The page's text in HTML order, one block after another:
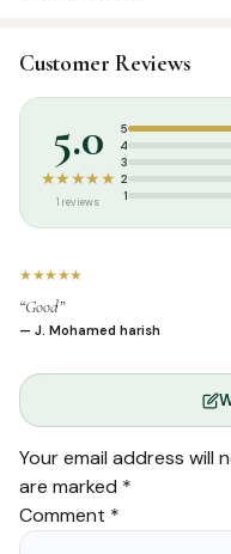
Categories: Kids & Learning
Tags:
Customer Reviews
5.0
★★★★★
1 reviews
5
4
3
2
1
★★★★★
“Good”
— J. Mohamed harish
Your email address will
are marked *
Comment *